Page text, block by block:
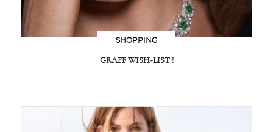
SHOPPING
GRAFF WISH-LIST !